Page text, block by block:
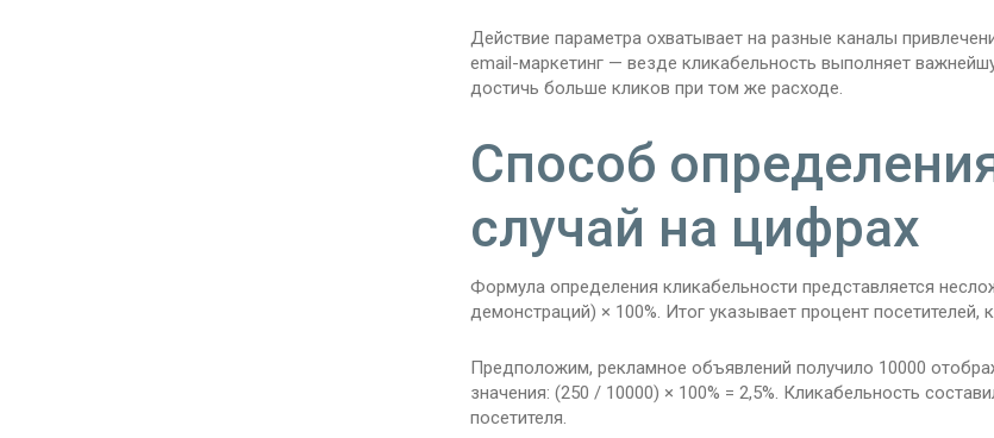
Действие параметра охватывает на разные каналы
email-маркетинг — везде кликабельность выполняет
достичь больше кликов при том же расходе.
Способ
случай на цифрах
Формула определения кликабельности представляется
демонстраций) × 100%. Итог указывает процент
Предположим, рекламное объявлений получило 10000
значения: (250 / 10000) × 100% = 2,5%. Кликабельность
посетителя.